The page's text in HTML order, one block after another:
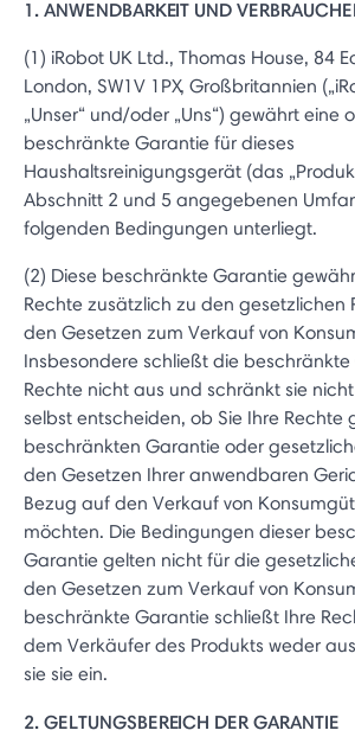
1. ANWENDBARKEIT UND
(1) iRobot UK Ltd., Thomas House, 84
London, SW1V 1PX, Großbritannien
„Unser“ und/oder „Uns“) gewährt eine
beschränkte Garantie für dieses
Haushaltsreinigungsgerät (das
Abschnitt 2 und 5 angegebenen
folgenden Bedingungen unterliegt.
(2) Diese beschränkte Garantie
Rechte zusätzlich zu den gesetzlichen
den Gesetzen zum Verkauf von
Insbesondere schließt die
Rechte nicht aus und schränkt sie
selbst entscheiden, ob Sie Ihre Rechte
beschränkten Garantie oder
den Gesetzen Ihrer anwendbaren
Bezug auf den Verkauf von
möchten. Die Bedingungen dieser
Garantie gelten nicht für die
den Gesetzen zum Verkauf von
beschränkte Garantie schließt Ihre
dem Verkäufer des Produkts weder
sie sie ein.
2. GELTUNGSBEREICH DER GARANTIE